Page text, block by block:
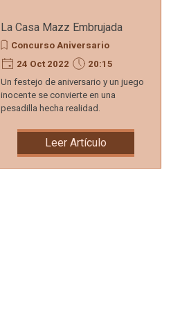
La Casa Mazz Embrujada
Concurso Aniversario
24 Oct 2022
20:15
Un festejo de aniversario y un juego
inocente se convierte en una
pesadilla hecha realidad.
Leer Artículo